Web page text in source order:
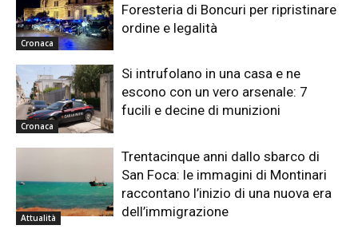
Cronaca
Foresteria di Boncuri per ripristinare
ordine e legalità
Cronaca
Si intrufolano in una casa e ne
escono con un vero arsenale: 7
fucili e decine di munizioni
Attualità
Trentacinque anni dallo sbarco di
San Foca: le immagini di Montinari
raccontano l’inizio di una nuova era
dell’immigrazione